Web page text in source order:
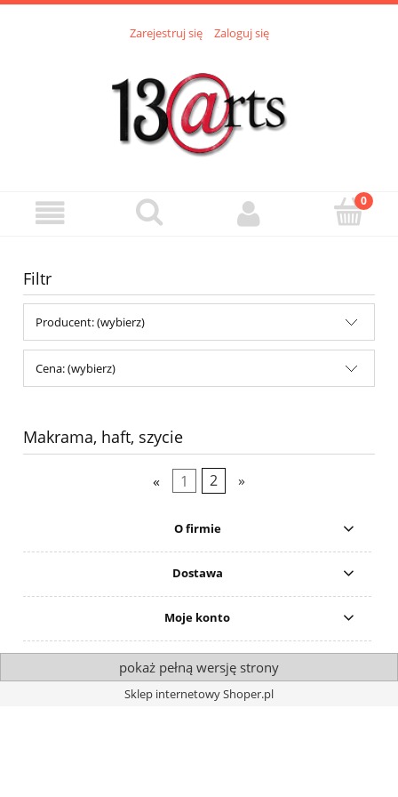
Zarejestruj się Zaloguj się
Filtr
Producent: (wybierz)
Cena: (wybierz)
Makrama, haft, szycie
« 1 2 »
O firmie
Dostawa
Moje konto
pokaż pełną wersję strony
Sklep internetowy Shoper.pl